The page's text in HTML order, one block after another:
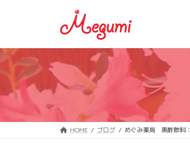
ツ
へ
ス
ッ
シ
ョ
ン
移
HOME ブログ めぐみ薬局 黒酢飲料：